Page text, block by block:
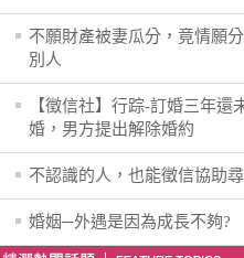
不願財產被妻瓜分，竟情願
別人
【徵信社】行踪-訂婚三年還
婚，男方提出解除婚約
不認識的人，也能徵信協助
婚姻─外遇是因為成長不夠?